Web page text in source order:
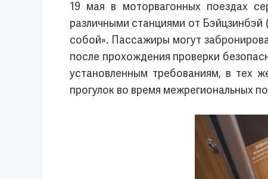
19 мая в моторвагонных поездах
различными станциями от Бэйцзинбэй
собой». Пассажиры могут
после прохождения проверки
установленным требованиям, в тех
прогулок во время межрегиональных